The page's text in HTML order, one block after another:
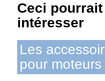
Ceci
intéresser
Les
pour moteurs